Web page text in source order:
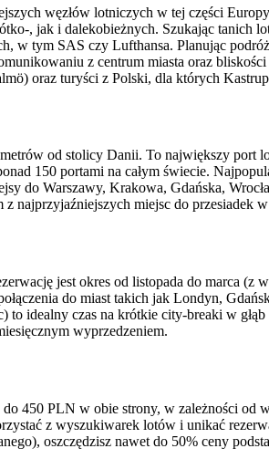
węzłów lotniczych w tej części
, jak i dalekobieżnych. Szukając tanich
tym SAS czy Lufthansa. Planując
z centrum miasta oraz
oraz turyści z Polski, dla których
od stolicy Danii. To największy port
150 portami na całym świecie.
do Warszawy, Krakowa, Gdańska,
najprzyjaźniejszych miejsc do przesiadek
jest okres od listopada do marca
do miast takich jak Londyn,
idealny czas na krótkie city-breaki w
wyprzedzeniem.
450 PLN w obie strony, w zależności
z wyszukiwarek lotów i unikać
oszczędzisz nawet do 50% ceny